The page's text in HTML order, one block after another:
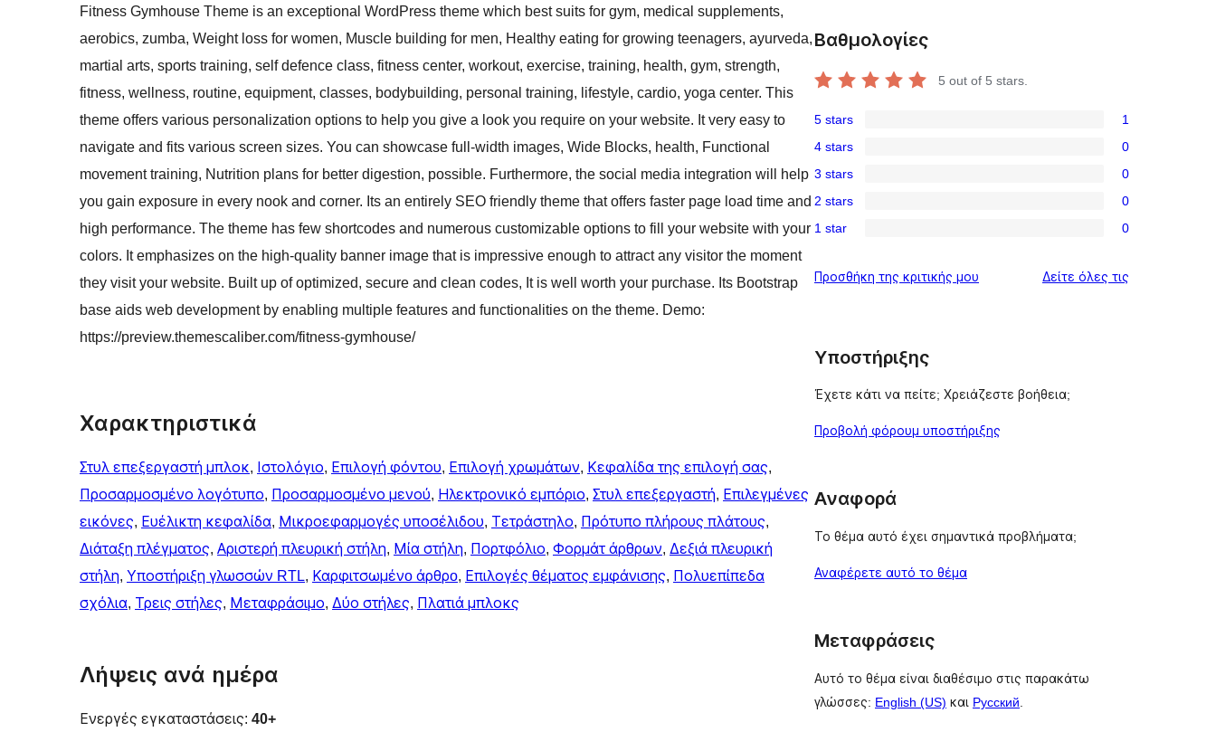
Fitness Gymhouse Theme is an exceptional WordPress theme which best suits for gym, medical supplements,
aerobics, zumba, Weight loss for women, Muscle building for men, Healthy eating for growing teenagers, ayurveda,
martial arts, sports training, self defence class, fitness center, workout, exercise, training, health, gym, strength,
fitness, wellness, routine, equipment, classes, bodybuilding, personal training, lifestyle, cardio, yoga center. This
theme offers various personalization options to help you give a look you require on your website. It very easy to
navigate and fits various screen sizes. You can showcase full-width images, Wide Blocks, health, Functional
movement training, Nutrition plans for better digestion, possible. Furthermore, the social media integration will help
you gain exposure in every nook and corner. Its an entirely SEO friendly theme that offers faster page load time and
high performance. The theme has few shortcodes and numerous customizable options to fill your website with your
colors. It emphasizes on the high-quality banner image that is impressive enough to attract any visitor the moment
they visit your website. Built up of optimized, secure and clean codes, It is well worth your purchase. Its Bootstrap
base aids web development by enabling multiple features and functionalities on the theme. Demo:
https://preview.themescaliber.com/fitness-gymhouse/
Χαρακτηριστικά
Στυλ επεξεργαστή μπλοκ, Ιστολόγιο, Επιλογή φόντου, Επιλογή χρωμάτων, Κεφαλίδα της επιλογή σας
Προσαρμοσμένο λογότυπο, Προσαρμοσμένο μενού, Ηλεκτρονικό εμπόριο, Στυλ επεξεργαστή, Επιλεγμένες
εικόνες, Ευέλικτη κεφαλίδα, Μικροεφαρμογές υποσέλιδου, Τετράστηλο, Πρότυπο πλήρους πλάτους
Διάταξη πλέγματος, Αριστερή πλευρική στήλη, Μία στήλη, Πορτφόλιο, Φορμάτ άρθρων, Δεξιά πλευρική
στήλη, Υποστήριξη γλωσσών RTL, Καρφιτσωμένo άρθρo, Επιλογές θέματος εμφάνισης, Πολυεπίπεδα
σχόλια, Τρεις στήλες, Μεταφράσιμο, Δύο στήλες, Πλατιά μπλοκς
Λήψεις ανά ημέρα
Ενεργές εγκαταστάσεις: 40+
Βαθμολογίες
5 out of 5 stars.
5-
star
review
5 stars 1
4-
star
reviews
4 stars 0
3-
star
3 stars 0
2-
reviews
2 stars 0
star
1 star 0
Προσθήκη της κριτικής μου Δείτε όλες τις
Υποστήριξης
Έχετε κάτι να πείτε; Χρειάζεστε βοήθεια;
Προβολή φόρουμ υποστήριξης
Αναφορά
Το θέμα αυτό έχει σημαντικά προβλήματα;
Αναφέρετε αυτό το θέμα
Μεταφράσεις
Αυτό το θέμα είναι διαθέσιμο στις παρακάτω
γλώσσες: English (US) και Русский